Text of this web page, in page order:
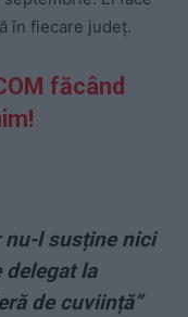
în fiecare județ.
făcând
nu-l susține nici
delegat la
de cuviință”